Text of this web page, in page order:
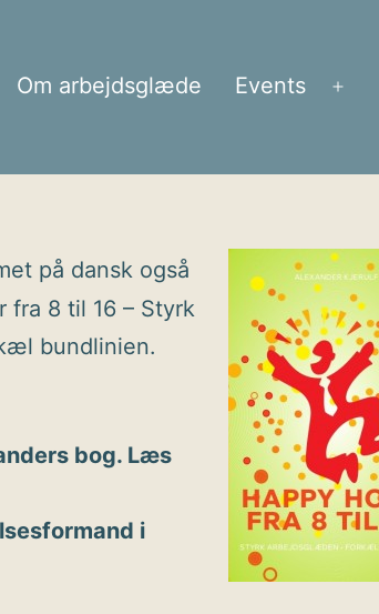
Om arbejdsglæde Events
på dansk også
fra 8 til 16 – Styrk
bundlinien.
bog. Læs
i